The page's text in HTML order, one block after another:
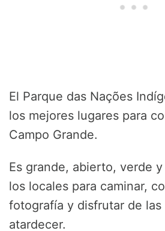
El Parque das Nações
los mejores lugares para
Campo Grande.
Es grande, abierto, verde
los locales para caminar,
fotografía y disfrutar de las
atardecer.